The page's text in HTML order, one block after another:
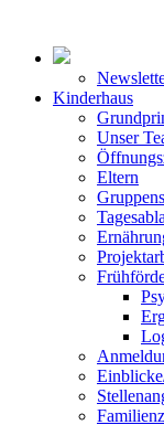
Kinderhaus
Unser
Eltern